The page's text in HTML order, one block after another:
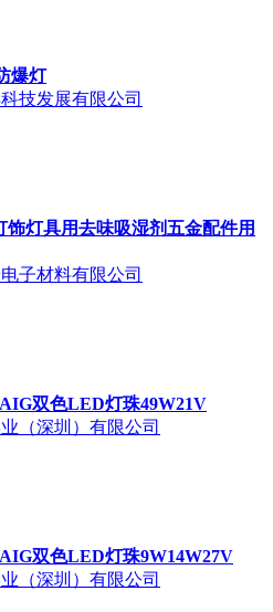
爆灯
技发展有限公司
灯具用去味吸湿剂五金配件用
子材料有限公司
双色LED灯珠49W21V
（深圳）有限公司
双色LED灯珠9W14W27V
（深圳）有限公司